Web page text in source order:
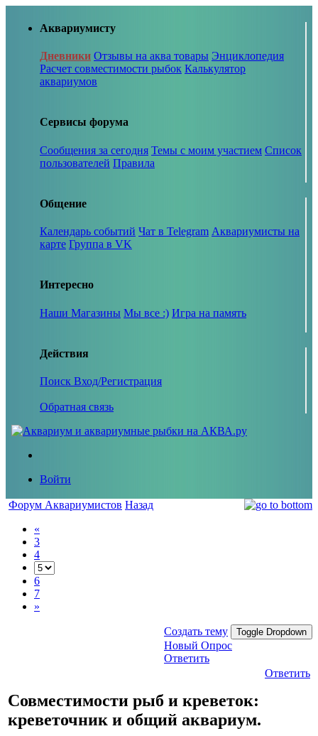
Аквариумисту
Дневники Отзывы на аква товары Энциклопедия
Расчет совместимости рыбок Калькулятор
аквариумов
Сервисы форума
Сообщения за сегодня Темы с моим участием Список
пользователей Правила
Общение
Календарь событий Чат в Telegram Аквариумисты на
карте Группа в VK
Интересно
Наши Магазины Мы все :) Игра на память
Действия
Поиск Вход/Регистрация
Обратная связь
Войти
Форум Аквариумистов Назад
«
3
4
6
7
»
Создать тему Toggle Dropdown
Новый Опрос
Ответить
Ответить
Совместимости рыб и креветок:
креветочник и общий аквариум.